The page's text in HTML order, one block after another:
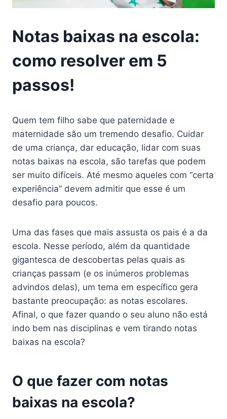
Notas baixas na escola:
como resolver em 5
passos!
Quem tem filho sabe que paternidade e
maternidade são um tremendo desafio. Cuidar
de uma criança, dar educação, lidar com suas
notas baixas na escola, são tarefas que podem
ser muito difíceis. Até mesmo aqueles com “certa
experiência” devem admitir que esse é um
desafio para poucos.
Uma das fases que mais assusta os pais é a da
escola. Nesse período, além da quantidade
gigantesca de descobertas pelas quais as
crianças passam (e os inúmeros problemas
advindos delas), um tema em específico gera
bastante preocupação: as notas escolares.
Afinal, o que fazer quando o seu aluno não está
indo bem nas disciplinas e vem tirando notas
baixas na escola?
O que fazer com notas
baixas na escola?